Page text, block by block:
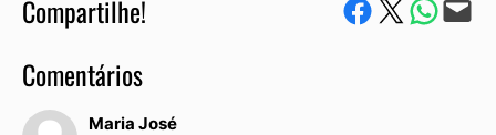
Compartilhe! Compartilhe no Facebook
Compartilhe no Twitter
Compartile via
Envie via e-mail
Comentários
Maria José